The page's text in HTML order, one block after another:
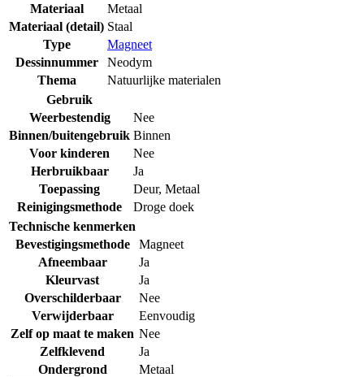
Materiaal
Metaal
Materiaal (detail) Staal
Type
Magneet
Dessinnummer
Neodym
Thema
Natuurlijke materialen
Gebruik
Weerbestendig
Nee
Binnen/buitengebruik Binnen
Voor kinderen
Nee
Herbruikbaar
Ja
Toepassing
Deur, Metaal
Reinigingsmethode
Droge doek
Technische kenmerken
Bevestigingsmethode
Magneet
Afneembaar
Ja
Kleurvast
Ja
Overschilderbaar
Nee
Verwijderbaar
Eenvoudig
Zelf op maat te maken Nee
Zelfklevend
Ja
Ondergrond
Metaal